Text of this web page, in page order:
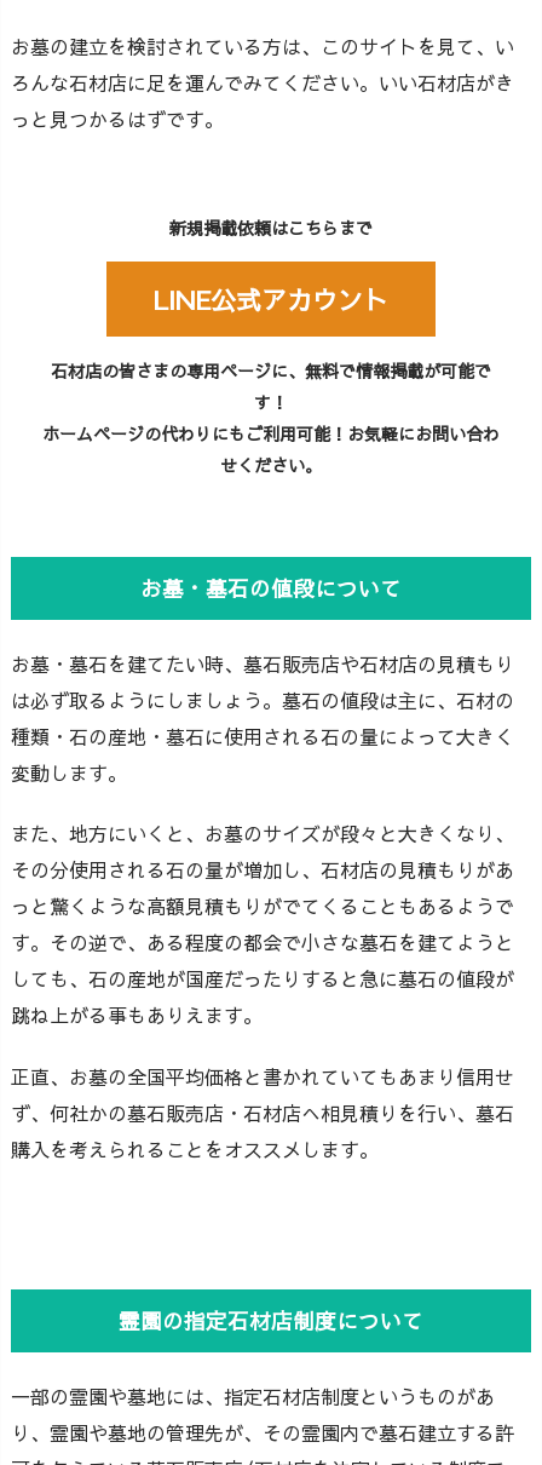
お墓の建立を検討されている方は、このサイトを見て、い
ろんな石材店に足を運んでみてください。いい石材店がき
っと見つかるはずです。
新規掲載依頼はこちらまで
LINE公式アカウント
石材店の皆さまの専用ページに、無料で情報掲載が可能で
す！
ホームページの代わりにもご利用可能！お気軽にお問い合わ
せください。
お墓・墓石の値段について
お墓・墓石を建てたい時、墓石販売店や石材店の見積もり
は必ず取るようにしましょう。墓石の値段は主に、石材の
種類・石の産地・墓石に使用される石の量によって大きく
変動します。
また、地方にいくと、お墓のサイズが段々と大きくなり、
その分使用される石の量が増加し、石材店の見積もりがあ
っと驚くような高額見積もりがでてくることもあるようで
す。その逆で、ある程度の都会で小さな墓石を建てようと
しても、石の産地が国産だったりすると急に墓石の値段が
跳ね上がる事もありえます。
正直、お墓の全国平均価格と書かれていてもあまり信用せ
ず、何社かの墓石販売店・石材店へ相見積りを行い、墓石
購入を考えられることをオススメします。
霊園の指定石材店制度について
一部の霊園や墓地には、指定石材店制度というものがあ
り、霊園や墓地の管理先が、その霊園内で墓石建立する許